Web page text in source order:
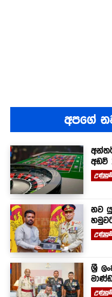
අපගේ
අඩවි
උණුසුම්
නව
උණුසුම්
ශ්‍රී
උණුසුම්